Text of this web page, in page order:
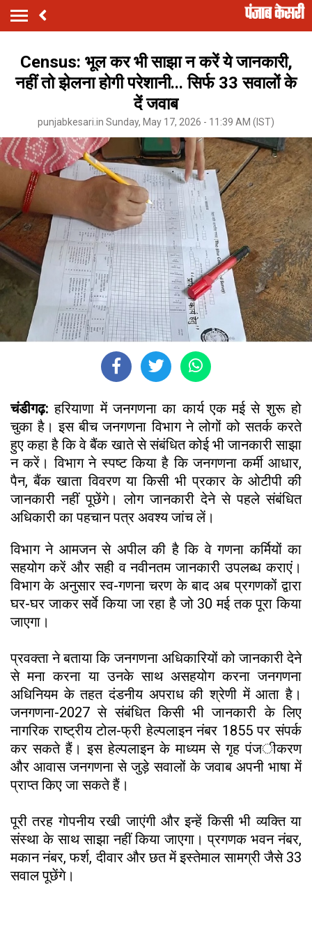
Census: भूल कर भी साझा न करें ये जानकारी,
नहीं तो झेलना होगी परेशानी... सिर्फ 33 सवालों के
दें जवाब
punjabkesari.in Sunday, May 17, 2026 - 11:39 AM (IST)
चंडीगढ़: हरियाणा में जनगणना का कार्य एक मई से शुरू हो
चुका है। इस बीच जनगणना विभाग ने लोगों को सतर्क करते
हुए कहा है कि वे बैंक खाते से संबंधित कोई भी जानकारी साझा
न करें। विभाग ने स्पष्ट किया है कि जनगणना कर्मी आधार,
पैन, बैंक खाता विवरण या किसी भी प्रकार के ओटीपी की
जानकारी नहीं पूछेंगे। लोग जानकारी देने से पहले संबंधित
अधिकारी का पहचान पत्र अवश्य जांच लें।
विभाग ने आमजन से अपील की है कि वे गणना कर्मियों का
सहयोग करें और सही व नवीनतम जानकारी उपलब्ध कराएं।
विभाग के अनुसार स्व-गणना चरण के बाद अब प्रगणकों द्वारा
घर-घर जाकर सर्वे किया जा रहा है जो 30 मई तक पूरा किया
जाएगा।
प्रवक्ता ने बताया कि जनगणना अधिकारियों को जानकारी देने
से मना करना या उनके साथ असहयोग करना जनगणना
अधिनियम के तहत दंडनीय अपराध की श्रेणी में आता है।
जनगणना-2027 से संबंधित किसी भी जानकारी के लिए
नागरिक राष्ट्रीय टोल-फ्री हेल्पलाइन नंबर 1855 पर संपर्क
कर सकते हैं। इस हेल्पलाइन के माध्यम से गृह पंजीकरण
और आवास जनगणना से जुड़े सवालों के जवाब अपनी भाषा में
प्राप्त किए जा सकते हैं।
पूरी तरह गोपनीय रखी जाएंगी और इन्हें किसी भी व्यक्ति या
संस्था के साथ साझा नहीं किया जाएगा। प्रगणक भवन नंबर,
मकान नंबर, फर्श, दीवार और छत में इस्तेमाल सामग्री जैसे 33
सवाल पूछेंगे।